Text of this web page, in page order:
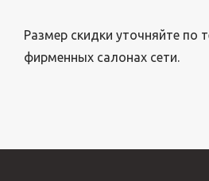
Размер скидки уточняйте по
фирменных салонах сети.